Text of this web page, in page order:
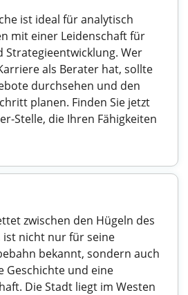
ist ideal für analytisch
mit einer Leidenschaft für
Strategieentwicklung. Wer
als Berater hat, sollte
durchsehen und den
planen. Finden Sie jetzt
Stelle, die Ihren Fähigkeiten
zwischen den Hügeln des
ist nicht nur für seine
bekannt, sondern auch
Geschichte und eine
Die Stadt liegt im Westen